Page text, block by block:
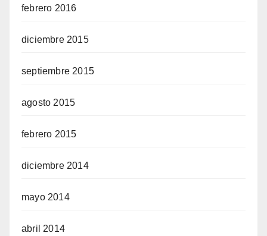
febrero 2016
diciembre 2015
septiembre 2015
agosto 2015
febrero 2015
diciembre 2014
mayo 2014
abril 2014